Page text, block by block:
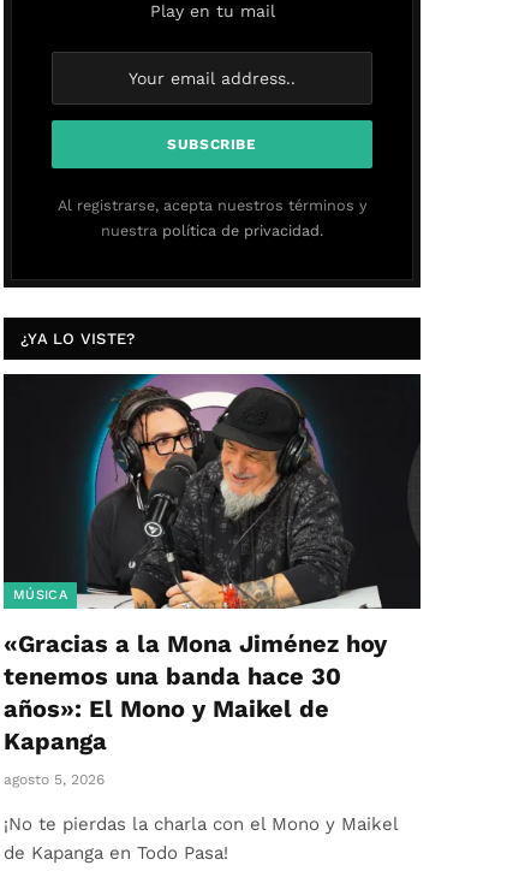
Play en tu mail
Al registrarse, acepta nuestros términos y
nuestra política de privacidad.
¿YA LO VISTE?
MÚSICA
«Gracias a la Mona Jiménez hoy
tenemos una banda hace 30
años»: El Mono y Maikel de
Kapanga
agosto 5, 2026
¡No te pierdas la charla con el Mono y Maikel
de Kapanga en Todo Pasa!